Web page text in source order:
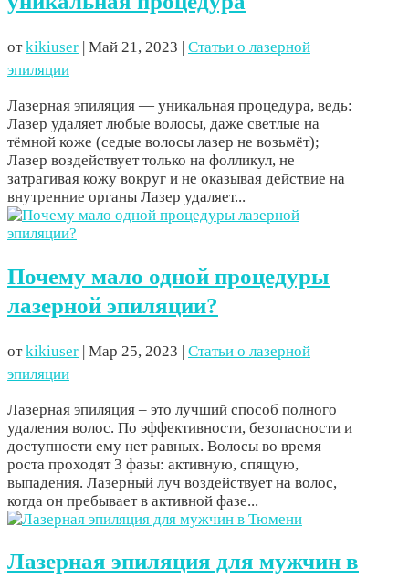
отkikiuser | Май 21, 2023 | Статьи о лазерной
эпиляции
Лазерная эпиляция — уникальная процедура, ведь:
Лазер удаляет любые волосы, даже светлые на
тёмной коже (седые волосы лазер не возьмёт);
Лазер воздействует только на фолликул, не
затрагивая кожу вокруг и не оказывая действие на
внутренние органы Лазер удаляет...
Почему мало одной процедуры
лазерной эпиляции?
отkikiuser | Мар 25, 2023 | Статьи о лазерной
эпиляции
Лазерная эпиляция – это лучший способ полного
удаления волос. По эффективности, безопасности и
доступности ему нет равных. Волосы во время
роста проходят 3 фазы: активную, спящую,
выпадения. Лазерный луч воздействует на волос,
когда он пребывает в активной фазе...
Лазерная эпиляция для мужчин в